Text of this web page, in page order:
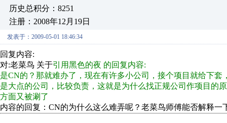
历史总积分：8251
注册：2008年12月19日
发表于：2009-05-01 18:46:34
回复内容:
对:老菜鸟 关于引用黑色的夜 的回复内容:
是CN的？那就难办了，现在有许多小公司，接个项目就给下套
是大点的公司，比较负责，这就是为什么找正规公司作项目的
方面又被涮了
内容的回复：CN的为什么这么难弄呢？老菜鸟师傅能否解释一